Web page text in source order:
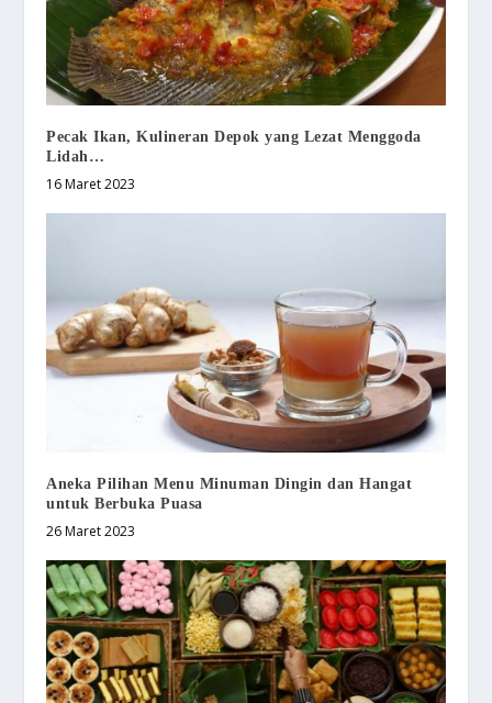
Pecak Ikan, Kulineran Depok yang Lezat Menggoda
Lidah…
16 Maret 2023
Aneka Pilihan Menu Minuman Dingin dan Hangat
untuk Berbuka Puasa
26 Maret 2023